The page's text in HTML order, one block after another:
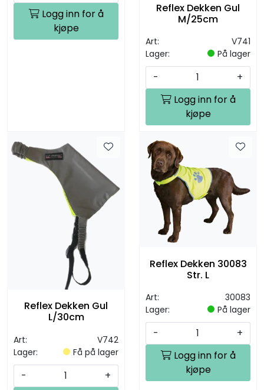
Logg inn for å
kjøpe
Reflex Dekken Gul
M/25cm
Art:
V741
Lager:
På lager
-
+
Logg inn for å
kjøpe
Reflex Dekken Gul
L/30cm
Art:
V742
Lager:
Få på lager
-
+
Reflex Dekken 30083
Str. L
Art:
30083
Lager:
På lager
-
+
Logg inn for å
kjøpe